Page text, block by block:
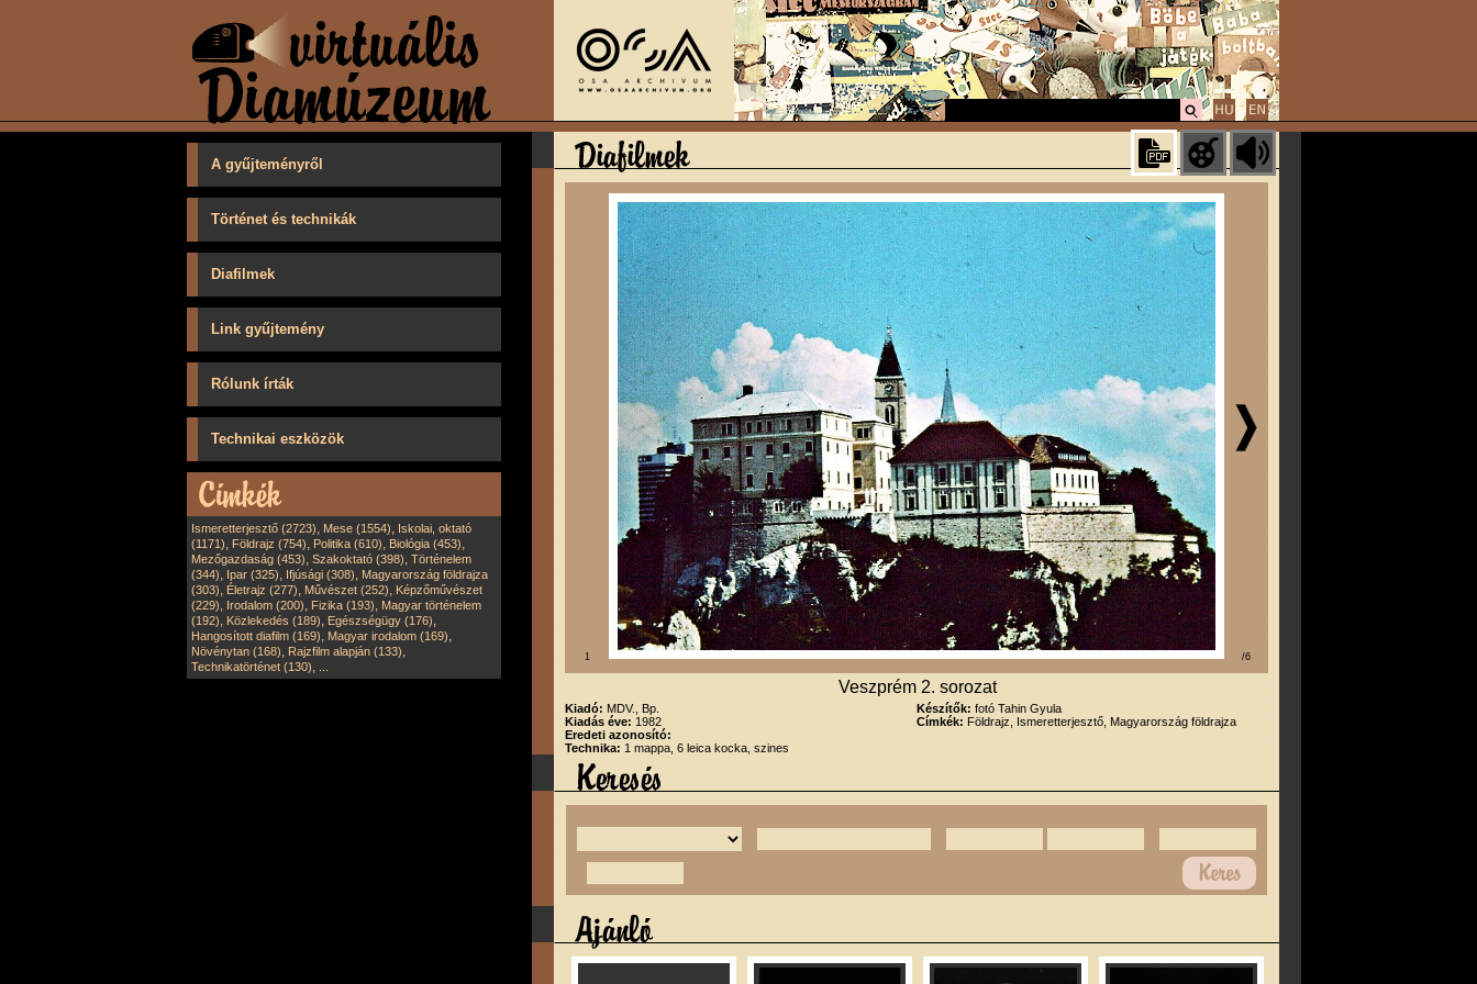
A gyűjteményről
Történet és technikák
Diafilmek
Link gyűjtemény
Rólunk írták
Technikai eszközök
Ismeretterjesztő (2723), Mese (1554), Iskolai, oktató
(1171), Földrajz (754), Politika (610), Biológia (453),
Mezőgazdaság (453), Szakoktató (398), Történelem
(344), Ipar (325), Ifjúsági (308), Magyarország földrajza
(303), Életrajz (277), Művészet (252), Képzőművészet
(229), Irodalom (200), Fizika (193), Magyar történelem
(192), Közlekedés (189), Egészségügy (176),
Hangosított diafilm (169), Magyar irodalom (169),
Növénytan (168), Rajzfilm alapján (133),
Technikatörténet (130),
1 /6
Veszprém 2. sorozat
Kiadó: MDV., Bp.
Kiadás éve: 1982
Eredeti azonosító:
Technika: 1 mappa, 6 leica kocka, szines
Készítők: fotó Tahin Gyula
Címkék: Földrajz, Ismeretterjesztő, Magyarország földrajza